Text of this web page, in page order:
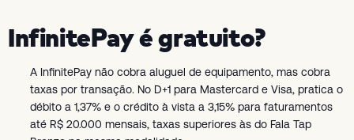
InfinitePay é gratuito?
A InfinitePay não cobra aluguel de equipamento, mas cobra
taxas por transação. No D+1 para Mastercard e Visa, pratica o
débito a 1,37% e o crédito à vista a 3,15% para faturamentos
até R$ 20.000 mensais, taxas superiores às do Fala Tap